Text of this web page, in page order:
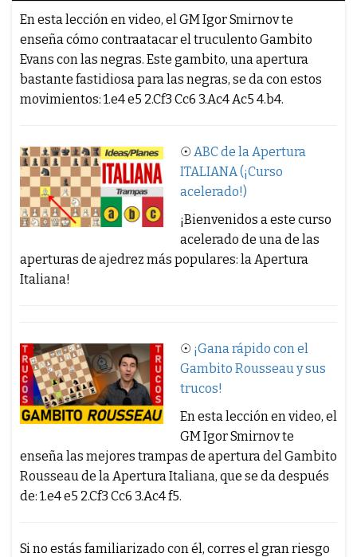
En esta lección en video, el GM Igor Smirnov te
enseña cómo contraatacar el truculento Gambito
Evans con las negras. Este gambito, una apertura
bastante fastidiosa para las negras, se da con estos
movimientos: 1.e4 e5 2.Cf3 Cc6 3.Ac4 Ac5 4.b4.
☉ ABC de la Apertura
ITALIANA (¡Curso
acelerado!)
¡Bienvenidos a este curso
acelerado de una de las
aperturas de ajedrez más populares: la Apertura
Italiana!
☉ ¡Gana rápido con el
Gambito Rousseau y sus
trucos!
En esta lección en video, el
GM Igor Smirnov te
enseña las mejores trampas de apertura del Gambito
Rousseau de la Apertura Italiana, que se da después
de: 1.e4 e5 2.Cf3 Cc6 3.Ac4 f5.
Si no estás familiarizado con él, corres el gran riesgo